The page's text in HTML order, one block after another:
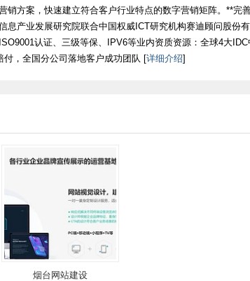
销方案，快速建立符合客户行业特点的数字营销矩阵。**完
息产业发展研究院联合中国权威ICT研究机构赛迪顾问股份
认证、三级等保、IPV6等业内资质资源：全球4大
付，全国分公司落地客户成功团队 [详细介绍]
烟台网站建设